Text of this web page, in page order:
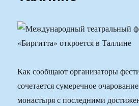
Как сообщают организаторы
сочетается сумеречное
монастыря с последними